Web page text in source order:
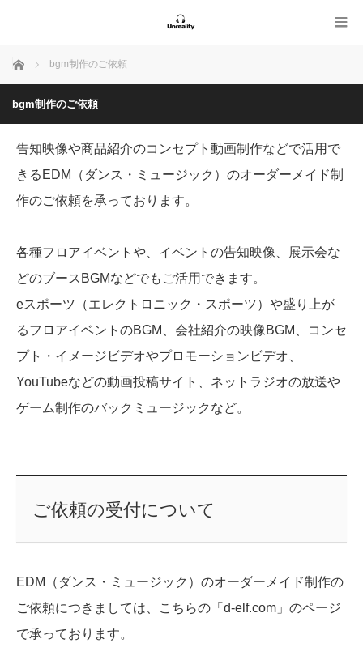
ホーム bgm制作のご依頼
bgm制作のご依頼
告知映像や商品紹介のコンセプト動画制作などで活用で
きるEDM（ダンス・ミュージック）のオーダーメイド制
作のご依頼を承っております。
各種フロアイベントや、イベントの告知映像、展示会な
どのブースBGMなどでもご活用できます。
eスポーツ（エレクトロニック・スポーツ）や盛り上が
るフロアイベントのBGM、会社紹介の映像BGM、コンセ
プト・イメージビデオやプロモーションビデオ、
YouTubeなどの動画投稿サイト、ネットラジオの放送や
ゲーム制作のバックミュージックなど。
ご依頼の受付について
EDM（ダンス・ミュージック）のオーダーメイド制作の
ご依頼につきましては、こちらの「d-elf.com」のページ
で承っております。